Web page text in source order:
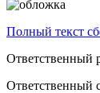
Полный текст
Ответственный
Ответственный